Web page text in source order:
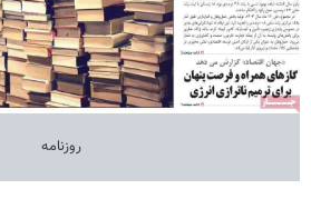
روزنامه